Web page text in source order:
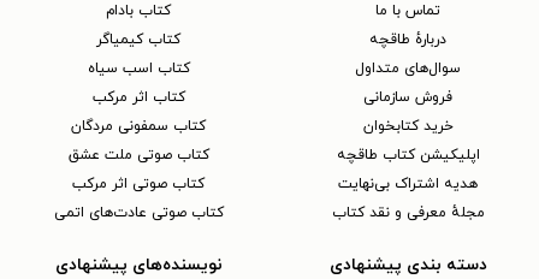
تماس با ما
دربارهٔ طاقچه
سوال‌های متداول
فروش سازمانی
خرید کتابخوان
اپلیکیشن کتاب طاقچه
هدیه اشتراک بی‌نهایت
مجلهٔ معرفی و نقد کتاب
کتاب بادام
کتاب کیمیاگر
کتاب اسب سیاه
کتاب اثر مرکب
کتاب سمفونی مردگان
کتاب صوتی ملت عشق
کتاب صوتی اثر مرکب
کتاب صوتی عادت‌های اتمی
دسته بندی پیشنهادی نویسنده‌های پیشنهادی